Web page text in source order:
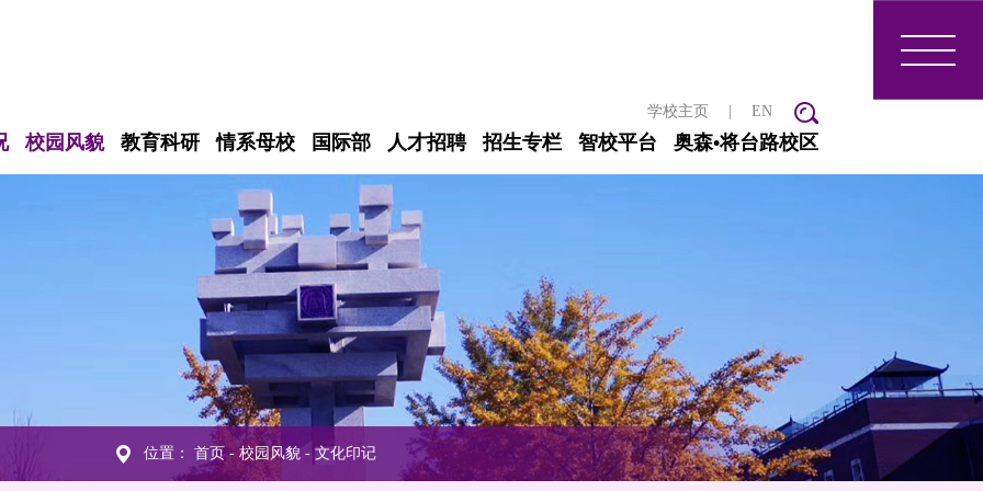
学校主页 EN
校园风貌 教育科研 情系母校 国际部 人才招聘 招生专栏 智校平台 奥森•将台路校区
位置： 首页- 校园风貌- 文化印记